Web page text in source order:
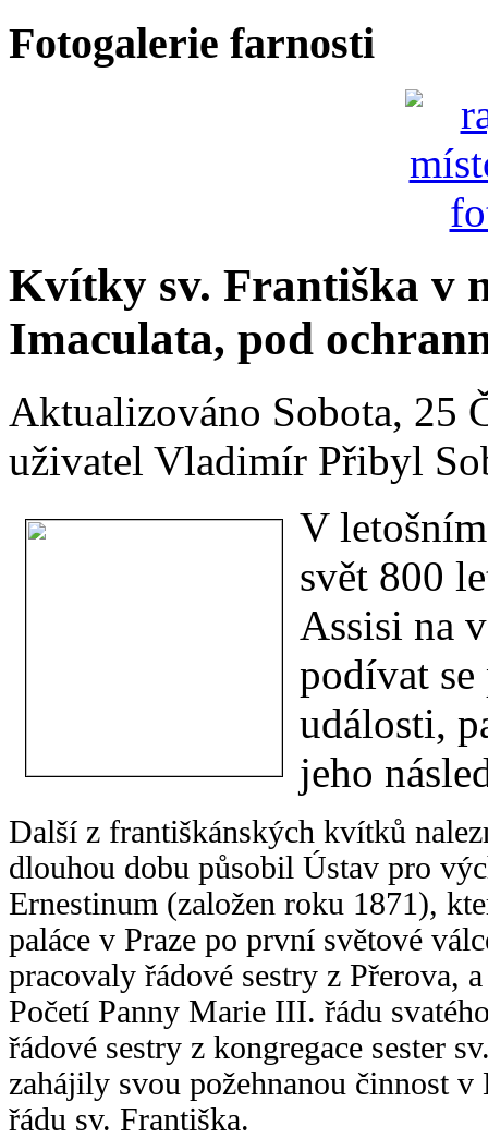
Fotogalerie farnosti
Kvítky sv. Františka v
Imaculata, pod
Aktualizováno Sobota, 25
uživatel Vladimír Přibyl
V
svět 800
Assisi na
podívat
události,
jeho
Další z františkánských kvítků
dlouhou dobu působil Ústav pro
Ernestinum (založen roku 1871),
paláce v Praze po první světové
pracovaly řádové sestry z Přerova,
Početí Panny Marie III. řádu
řádové sestry z kongregace sester
zahájily svou požehnanou činnost
řádu sv. Františka.